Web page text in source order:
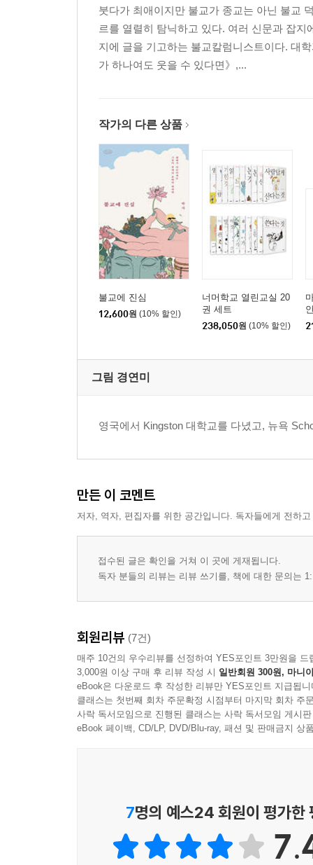
붓다가 최애이지만 불교가 종교는 아닌 불교
르를 열렬히 탐닉하고 있다. 여러 신문과 잡
지에 글을 기고하는 불교칼럼니스트이다. 대
가 하나여도 웃을 수 있다면》,...
작가의 다른 상품
불교에 진심
12,600원 (10% 할인)
너머학교 열린교실 20
권 세트
238,050원 (10% 할인)
그림 경연미
영국에서 Kingston 대학교를 다녔고, 뉴욕
만든 이 코멘트
저자, 역자, 편집자를 위한 공간입니다. 독자들에게 전하
접수된 글은 확인을 거쳐 이 곳에 게재됩니다.
독자 분들의 리뷰는 리뷰 쓰기를, 책에 대한 문의는
회원리뷰 (7건)
매주 10건의 우수리뷰를 선정하여 YES포인트 3만원을 드
3,000원 이상 구매 후 리뷰 작성 시 일반회원 300원, 마니
eBook은 다운로드 후 작성한 리뷰만 YES포인트 지급됩니
클래스는 첫번째 회차 주문확정 시점부터 마지막 회차 주
사락 독서모임으로 진행된 클래스는 사락 독서모임 게시
eBook 페이백, CD/LP, DVD/Blu-ray, 패션 및 판매금지 상
7명의 예스24 회원이 평가한